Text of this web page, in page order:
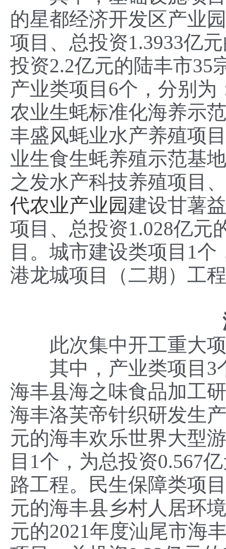
的星都经济开发区产业
项目、总投资1.3933亿
投资2.2亿元的陆丰市35
产业类项目6个，分别
农业生蚝标准化海养示
丰盛风蚝业水产养殖项
业生食生蚝养殖示范基
之发水产科技养殖项目
代农业产业园建设甘薯
项目、总投资1.028亿元
目。城市建设类项目1
港龙城项目（二期）工
此次集中开工重大项
其中，产业类项目3
海丰县海之味食品加工
海丰洛芙帝针织研发生
元的海丰欢乐世界大型
目1个，为总投资0.567
路工程。民生保障类项
元的海丰县乡村人居环
元的2021年度汕尾市海